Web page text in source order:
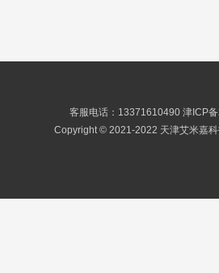
客服电话：13371610490 津ICP
Copyright © 2021-2022 天津艾米嘉